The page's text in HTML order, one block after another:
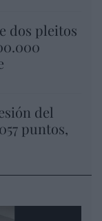
dos pleitos
del
puntos,